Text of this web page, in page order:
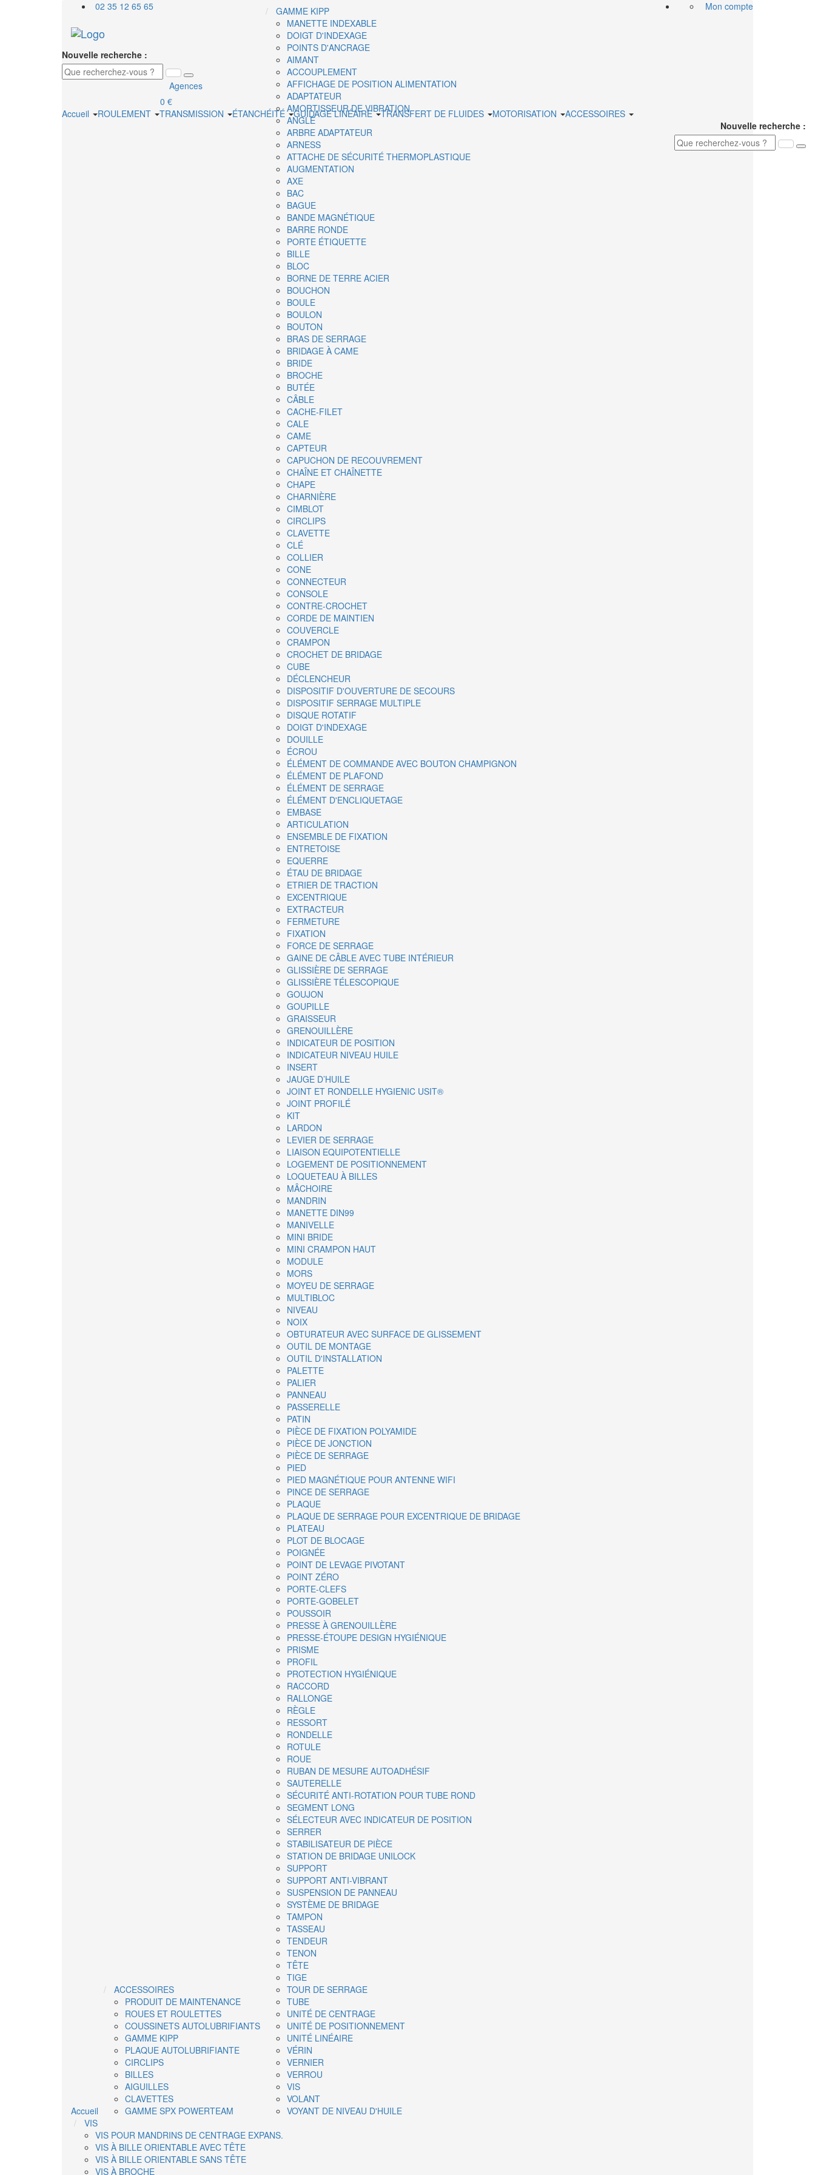
02 35 12 65 65 Mon compte
Nouvelle recherche :
Agences
0 €
Accueil
ROULEMENT TRANSMISSION ÉTANCHÉITÉ GUIDAGE LINÉAIRE TRANSFERT DE FLUIDES MOTORISATION
ACCESSOIRES
Nouvelle recherche :
Accueil
ACCESSOIRES
PRODUIT DE MAINTENANCE
ROUES ET ROULETTES
COUSSINETS AUTOLUBRIFIANTS
GAMME KIPP
PLAQUE AUTOLUBRIFIANTE
CIRCLIPS
BILLES
AIGUILLES
CLAVETTES
GAMME SPX POWERTEAM
GAMME KIPP
MANETTE INDEXABLE
DOIGT D'INDEXAGE
POINTS D'ANCRAGE
AIMANT
ACCOUPLEMENT
AFFICHAGE DE POSITION ALIMENTATION
ADAPTATEUR
AMORTISSEUR DE VIBRATION
ANGLE
ARBRE ADAPTATEUR
ARNESS
ATTACHE DE SÉCURITÉ THERMOPLASTIQUE
AUGMENTATION
AXE
BAC
BAGUE
BANDE MAGNÉTIQUE
BARRE RONDE
PORTE ÉTIQUETTE
BILLE
BLOC
BORNE DE TERRE ACIER
BOUCHON
BOULE
BOULON
BOUTON
BRAS DE SERRAGE
BRIDAGE À CAME
BRIDE
BROCHE
BUTÉE
CÂBLE
CACHE-FILET
CALE
CAME
CAPTEUR
CAPUCHON DE RECOUVREMENT
CHAÎNE ET CHAÎNETTE
CHAPE
CHARNIÈRE
CIMBLOT
CIRCLIPS
CLAVETTE
CLÉ
COLLIER
CONE
CONNECTEUR
CONSOLE
CONTRE-CROCHET
CORDE DE MAINTIEN
COUVERCLE
CRAMPON
CROCHET DE BRIDAGE
CUBE
DÉCLENCHEUR
DISPOSITIF D'OUVERTURE DE SECOURS
DISPOSITIF SERRAGE MULTIPLE
DISQUE ROTATIF
DOIGT D'INDEXAGE
DOUILLE
ÉCROU
ÉLÉMENT DE COMMANDE AVEC BOUTON CHAMPIGNON
ÉLÉMENT DE PLAFOND
ÉLÉMENT DE SERRAGE
ÉLÉMENT D'ENCLIQUETAGE
EMBASE
ARTICULATION
ENSEMBLE DE FIXATION
ENTRETOISE
EQUERRE
ÉTAU DE BRIDAGE
ETRIER DE TRACTION
EXCENTRIQUE
EXTRACTEUR
FERMETURE
FIXATION
FORCE DE SERRAGE
GAINE DE CÂBLE AVEC TUBE INTÉRIEUR
GLISSIÈRE DE SERRAGE
GLISSIÈRE TÉLESCOPIQUE
GOUJON
GOUPILLE
GRAISSEUR
GRENOUILLÈRE
INDICATEUR DE POSITION
INDICATEUR NIVEAU HUILE
INSERT
JAUGE D’HUILE
JOINT ET RONDELLE HYGIENIC USIT®
JOINT PROFILÉ
KIT
LARDON
LEVIER DE SERRAGE
LIAISON EQUIPOTENTIELLE
LOGEMENT DE POSITIONNEMENT
LOQUETEAU À BILLES
MÂCHOIRE
MANDRIN
MANETTE DIN99
MANIVELLE
MINI BRIDE
MINI CRAMPON HAUT
MODULE
MORS
MOYEU DE SERRAGE
MULTIBLOC
NIVEAU
NOIX
OBTURATEUR AVEC SURFACE DE GLISSEMENT
OUTIL DE MONTAGE
OUTIL D'INSTALLATION
PALETTE
PALIER
PANNEAU
PASSERELLE
PATIN
PIÈCE DE FIXATION POLYAMIDE
PIÈCE DE JONCTION
PIÈCE DE SERRAGE
PIED
PIED MAGNÉTIQUE POUR ANTENNE WIFI
PINCE DE SERRAGE
PLAQUE
PLAQUE DE SERRAGE POUR EXCENTRIQUE DE BRIDAGE
PLATEAU
PLOT DE BLOCAGE
POIGNÉE
POINT DE LEVAGE PIVOTANT
POINT ZÉRO
PORTE-CLEFS
PORTE-GOBELET
POUSSOIR
PRESSE À GRENOUILLÈRE
PRESSE-ÉTOUPE DESIGN HYGIÉNIQUE
PRISME
PROFIL
PROTECTION HYGIÉNIQUE
RACCORD
RALLONGE
RÈGLE
RESSORT
RONDELLE
ROTULE
ROUE
RUBAN DE MESURE AUTOADHÉSIF
SAUTERELLE
SÉCURITÉ ANTI-ROTATION POUR TUBE ROND
SEGMENT LONG
SÉLECTEUR AVEC INDICATEUR DE POSITION
SERRER
STABILISATEUR DE PIÈCE
STATION DE BRIDAGE UNILOCK
SUPPORT
SUPPORT ANTI-VIBRANT
SUSPENSION DE PANNEAU
SYSTÈME DE BRIDAGE
TAMPON
TASSEAU
TENDEUR
TENON
TÊTE
TIGE
TOUR DE SERRAGE
TUBE
UNITÉ DE CENTRAGE
UNITÉ DE POSITIONNEMENT
UNITÉ LINÉAIRE
VÉRIN
VERNIER
VERROU
VIS
VOLANT
VOYANT DE NIVEAU D'HUILE
VIS
VIS POUR MANDRINS DE CENTRAGE EXPANS.
VIS À BILLE ORIENTABLE AVEC TÊTE
VIS À BILLE ORIENTABLE SANS TÊTE
VIS À BROCHE